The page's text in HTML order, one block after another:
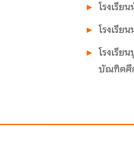
โรงเรีย
โรงเรีย
โรงเรีย
บัณฑิตศึ